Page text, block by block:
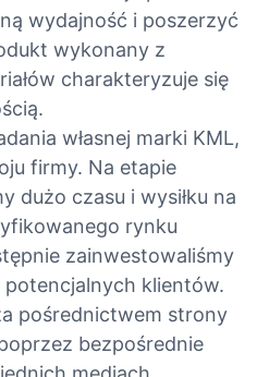
wydajność i poszerzyć
wykonany z
charakteryzuje się
własnej marki KML,
firmy. Na etapie
dużo czasu i wysiłku na
rynku
zainwestowaliśmy
klientów.
pośrednictwem strony
bezpośrednie